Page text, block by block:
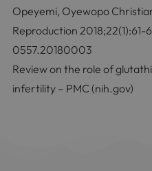
Opeyemi, Oyewopo
Reproduction 2018;22(1):61-
0557.20180003
Review on the role of
infertility – PMC (nih.gov)